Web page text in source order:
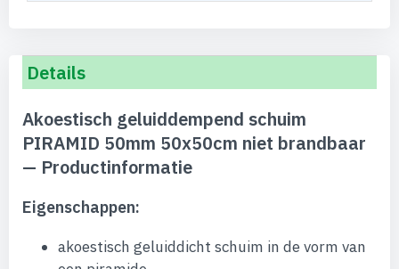
Details
Akoestisch geluiddempend schuim
PIRAMID 50mm 50x50cm niet brandbaar
— Productinformatie
Eigenschappen:
akoestisch geluiddicht schuim in de vorm van